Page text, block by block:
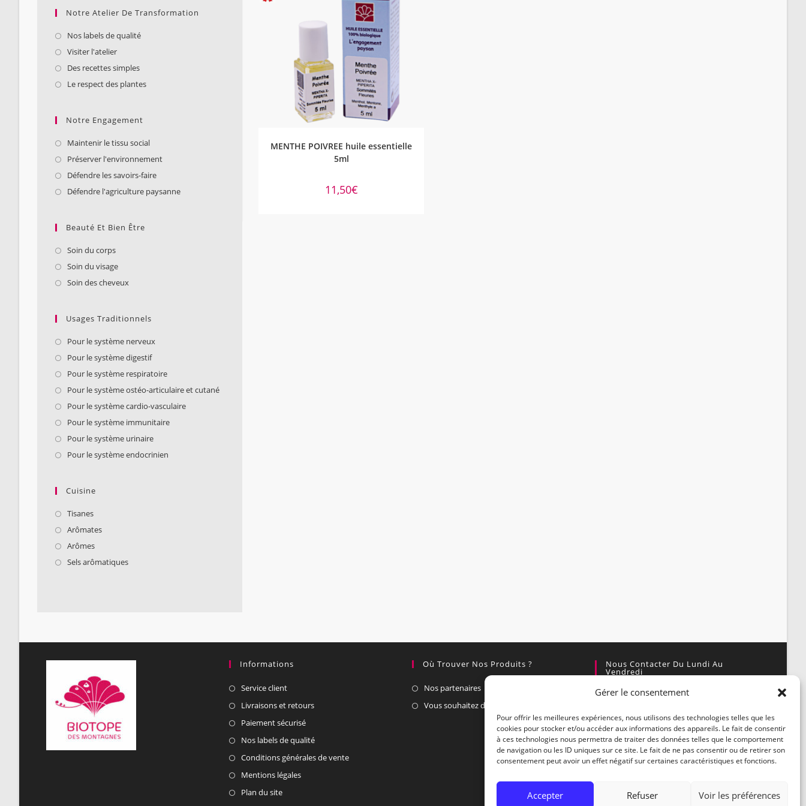
Gérer le consentement
Pour offrir les meilleures expériences, nous utilisons des technologies telles que les
cookies pour stocker et/ou accéder aux informations des appareils. Le fait de consentir
à ces technologies nous permettra de traiter des données telles que le comportement
de navigation ou les ID uniques sur ce site. Le fait de ne pas consentir ou de retirer son
consentement peut avoir un effet négatif sur certaines caractéristiques et fonctions.
Accepter Refuser Voir les préférences
MENTHE POIVREE huile essentielle
5ml
11,50€
Notre Atelier De Transformation
Nos labels de qualité
Visiter l'atelier
Des recettes simples
Le respect des plantes
Notre Engagement
Maintenir le tissu social
Préserver l'environnement
Défendre les savoirs-faire
Défendre l'agriculture paysanne
Beauté Et Bien Être
Soin du corps
Soin du visage
Soin des cheveux
Usages Traditionnels
Pour le système nerveux
Pour le système digestif
Pour le système respiratoire
Pour le système ostéo-articulaire et cutané
Pour le système cardio-vasculaire
Pour le système immunitaire
Pour le système urinaire
Pour le système endocrinien
Cuisine
Tisanes
Arômates
Arômes
Sels arômatiques
Informations
Service client
Livraisons et retours
Paiement sécurisé
Nos labels de qualité
Conditions générales de vente
Mentions légales
Plan du site
Où Trouver Nos Produits ?
Nos partenaires
Vous souhaitez devenir un partenaire
Nous Contacter Du Lundi Au
Vendredi
Par courrier :
Par téléphone :
04.66.85.44.59